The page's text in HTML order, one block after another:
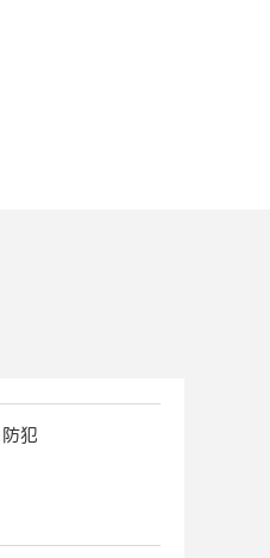
防犯